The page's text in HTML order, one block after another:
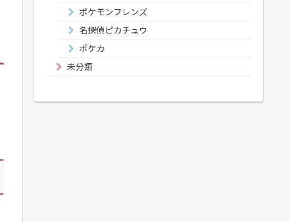
ポケモンフレンズ
名探偵ピカチュウ
ポケカ
未分類